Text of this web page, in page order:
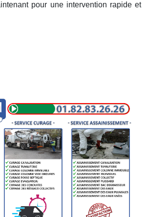
pour une intervention rapide et